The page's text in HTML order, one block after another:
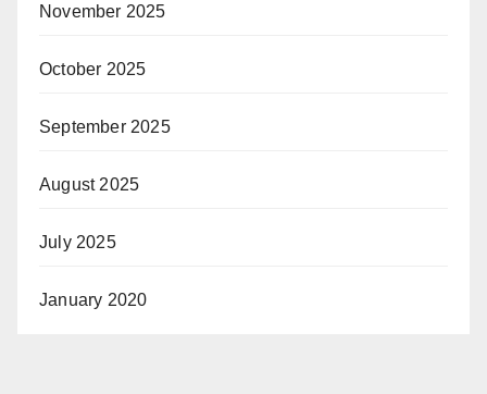
November 2025
October 2025
September 2025
August 2025
July 2025
January 2020